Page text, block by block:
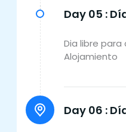
Day 05 :
Dia libre
Alojamiento
Day 06 :